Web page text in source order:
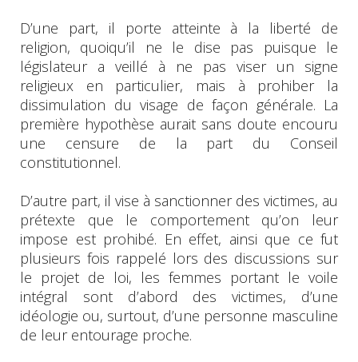
D’une part, il porte atteinte à la liberté de
religion, quoiqu’il ne le dise pas puisque le
législateur a veillé à ne pas viser un signe
religieux en particulier, mais à prohiber la
dissimulation du visage de façon générale. La
première hypothèse aurait sans doute encouru
une censure de la part du Conseil
constitutionnel.
D’autre part, il vise à sanctionner des victimes, au
prétexte que le comportement qu’on leur
impose est prohibé. En effet, ainsi que ce fut
plusieurs fois rappelé lors des discussions sur
le projet de loi, les femmes portant le voile
intégral sont d’abord des victimes, d’une
idéologie ou, surtout, d’une personne masculine
de leur entourage proche.